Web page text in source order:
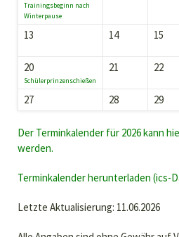
Trainingsbeginn nach
Winterpause
13 14 15
20
Schülerprinzenschießen
21 22
27 28 29
Der Terminkalender für 2026 kann
werden.
Terminkalender herunterladen (ics-
Letzte Aktualisierung: 11.06.2026